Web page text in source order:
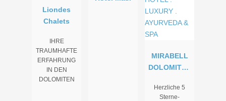
Liondes
Chalets
IHRE
TRAUMHAFTE
ERFAHRUNG
IN DEN
DOLOMITEN
MIRABELL
DOLOMITES
LUXURY .
Herzliche 5
Sterne-